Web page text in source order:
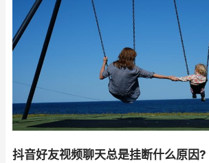
抖音好友视频聊天总是挂断什么原因?